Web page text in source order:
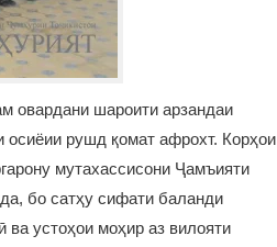
овардани шароити арзандаи
осиёии рушд қомат афрохт. Корҳои
мутахассисони Ҷамъияти
бо сатҳу сифати баланди
устоҳои моҳир аз вилояти